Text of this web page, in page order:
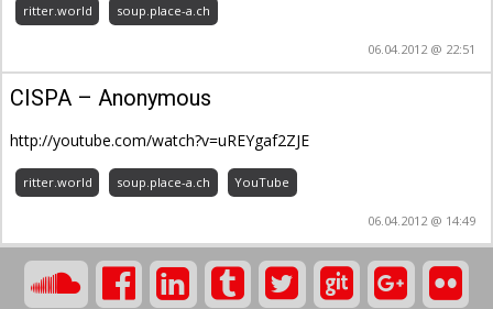
ritter.world soup.place-a.ch
06.04.2012 @ 22:51
CISPA – Anonymous
http://youtube.com/watch?v=uREYgaf2ZJE
ritter.world soup.place-a.ch YouTube
06.04.2012 @ 14:49